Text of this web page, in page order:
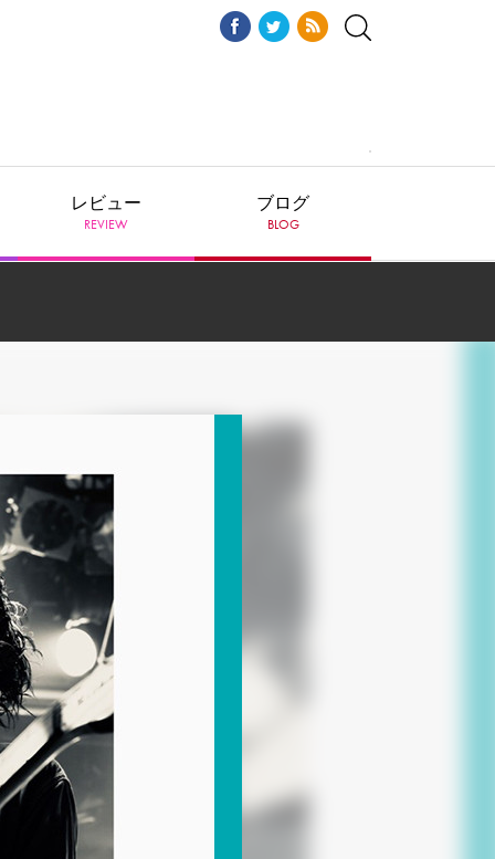
レビュー
REVIEW
ブログ
BLOG